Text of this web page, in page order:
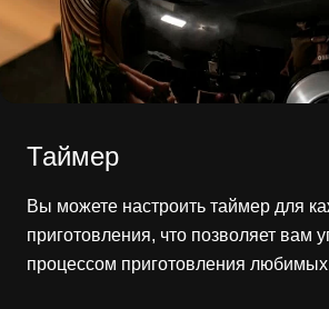
Таймер
Вы можете настроить таймер для
приготовления, что позволяет вам
процессом приготовления